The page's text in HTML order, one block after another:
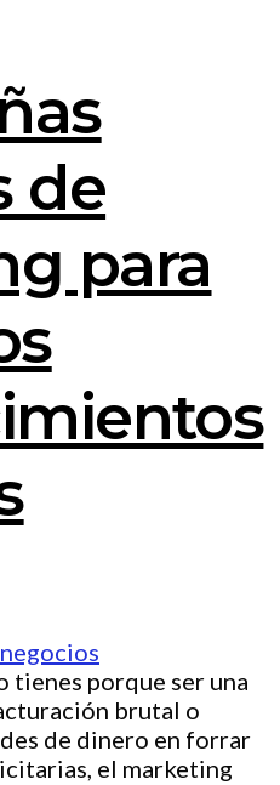
de
para
tienes porque ser una
brutal o
de dinero en forrar
el marketing